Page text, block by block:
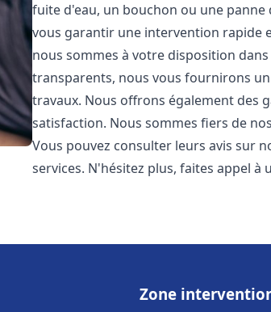
fuite d'eau, un bouchon ou une
vous garantir une intervention rapide
nous sommes à votre disposition
transparents, nous vous fournirons
travaux. Nous offrons également des
satisfaction. Nous sommes fiers de
Vous pouvez consulter leurs avis sur
services. N'hésitez plus, faites appel à
Zone